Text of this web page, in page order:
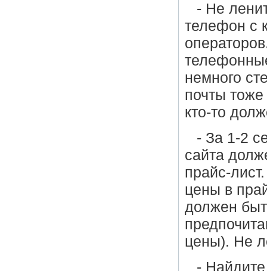
- Не
телефон с
немного
почты
кто-то
- За 1-2
сайта
прайс-
цены в
должен
цены). Не
-